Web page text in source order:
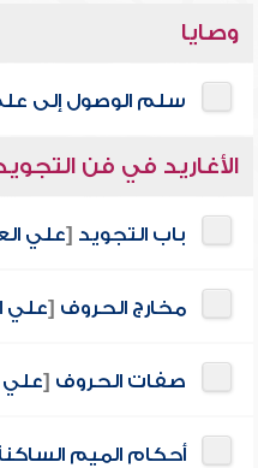
وصايا
سلم الوصول إلى
الأغاريد في فن
باب التجويد [علي
مخارج الحروف [علي
صفات الحروف [علي
أحكام الميم